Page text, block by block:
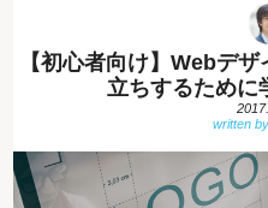
【初心者向け】Webデ
立ちするために